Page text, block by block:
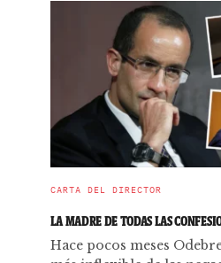
CARTA DEL DIRECTOR
LA MADRE DE TODAS LAS
Hace pocos meses